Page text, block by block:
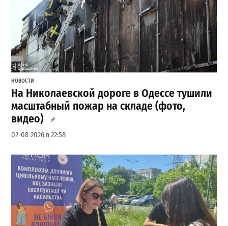
НОВОСТИ
На Николаевской дороге в Одессе тушили
масштабный пожар на складе (фото,
видео)
02-08-2026 в 22:58